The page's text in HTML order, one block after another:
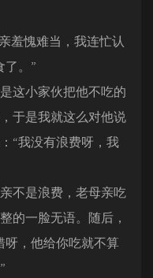
愧难当，我连忙认
了。”
小家伙把他不吃的
于是我就这么对他说
“我没有浪费呀，我
不是浪费，老母亲吃
的一脸无语。随后，
呀，他给你吃就不算